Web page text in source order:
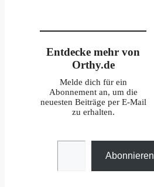
Entdecke mehr von
Orthy.de
Melde dich für ein
Abonnement an, um die
neuesten Beiträge per E-Mail
zu erhalten.
Gib deine E-Mail-Adresse ein ...
Abonnieren